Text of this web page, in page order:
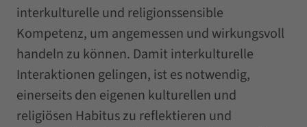
interkulturelle und religionssensible
Kompetenz, um angemessen und wirkungsvoll
handeln zu können. Damit interkulturelle
Interaktionen gelingen, ist es notwendig,
einerseits den eigenen kulturellen und
religiösen Habitus zu reflektieren und